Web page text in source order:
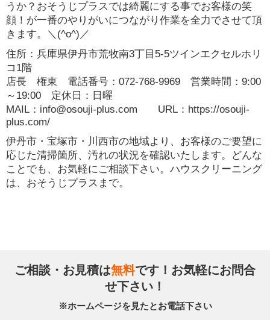
うか？おそうじプラスでは綺麗にする事でお客様の笑
顔！が一番のやりがいにつながり作業を全力でさせて頂
きます。＼(^o^)／
住所：兵庫県伊丹市荒牧南3丁目5-5ツインエクセルホリ
コ1階
店長 権東 電話番号：072-768-9969 営業時間：9:00
～19:00 定休日：日曜
MAIL：info@osouji-plus.com URL：https://osouji-
plus.com/
伊丹市・宝塚市・川西市の地域より、お客様のご要望に
応じた清掃箇所、汚れの状況を確認いたします。どんな
ことでも、お気軽にご相談下さい。ハウスクリーニング
は、おそうじプラスまで。
ご相談・お見積は無料です！お気軽にお問合
せ下さい！
※ホームページを見たとお電話下さい